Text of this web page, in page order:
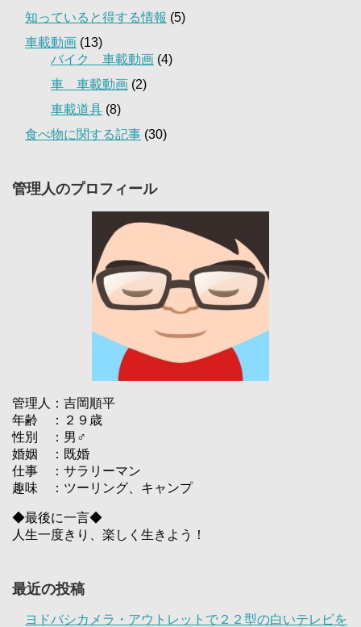
知っていると得する情報 (5)
車載動画 (13)
バイク 車載動画 (4)
車 車載動画 (2)
車載道具 (8)
食べ物に関する記事 (30)
管理人のプロフィール
管理人：吉岡順平
年齢 ：２９歳
性別 ：男♂
婚姻 ：既婚
仕事 ：サラリーマン
趣味 ：ツーリング、キャンプ
◆最後に一言◆
人生一度きり、楽しく生きよう！
最近の投稿
ヨドバシカメラ・アウトレットで２２型の白いテレビを